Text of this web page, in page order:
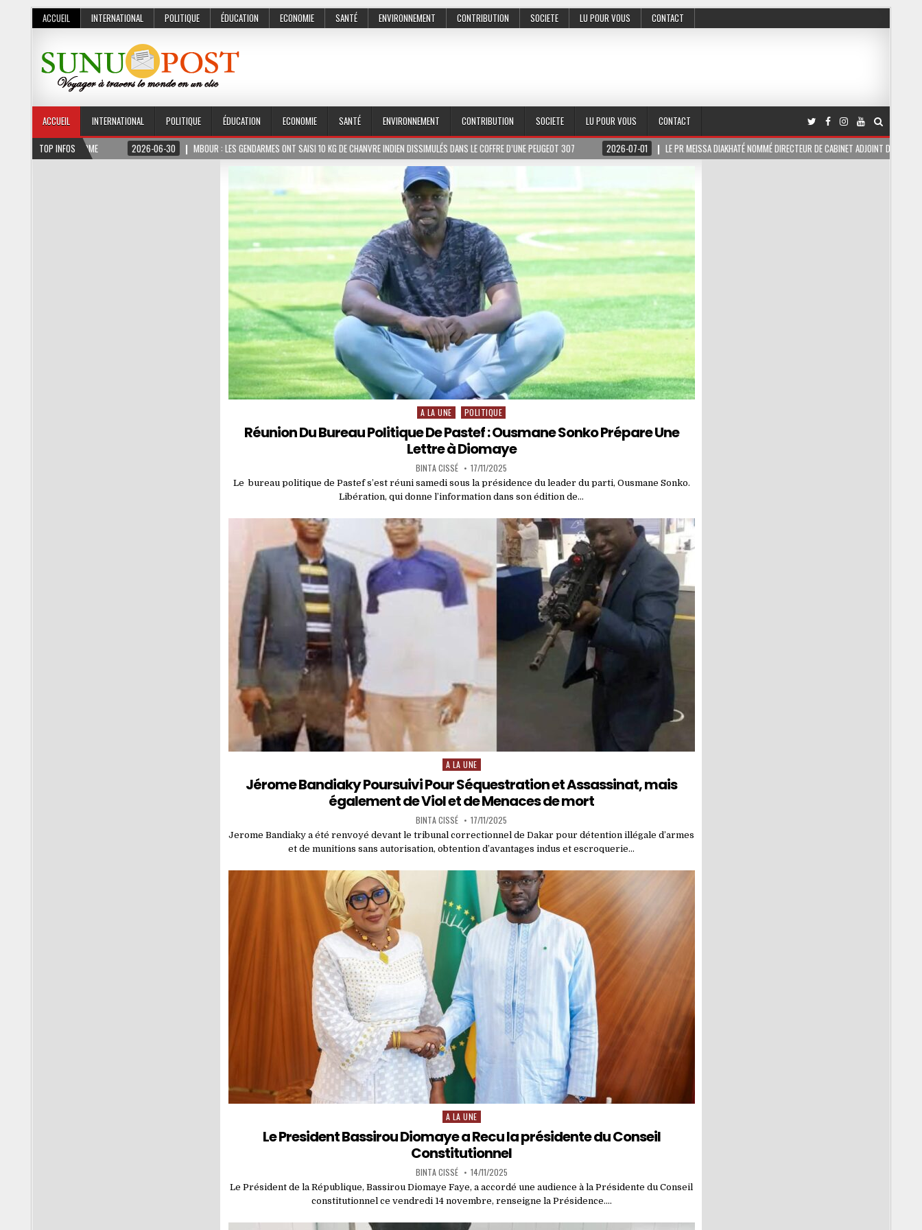
ACCUEIL INTERNATIONAL POLITIQUE ÉDUCATION ECONOMIE SANTÉ ENVIRONNEMENT CONTRIBUTION SOCIETE LU POUR VOUS CONTACT
ACCUEIL INTERNATIONAL POLITIQUE ÉDUCATION ECONOMIE SANTÉ ENVIRONNEMENT CONTRIBUTION SOCIETE LU POUR VOUS
CONTACT
TOP INFOS
2026-06-30 MBOUR : LES GENDARMES ONT SAISI 10 KG DE CHANVRE INDIEN DISSIMULÉS DANS LE COFFRE D’UNE PEUGEOT 307 2026-07-01 LE PR MEISSA DIAKHATÉ NOMMÉ DIRECTEUR DE CABINET ADJOINT DU PRÉSIDENT DE LA RÉPUBLIQUE
Posted
A LA UNE POLITIQUE
Réunion Du Bureau Politique De Pastef : Ousmane Sonko Prépare Une
Lettre à Diomaye
BINTA CISSÉ 17/11/2025
Le bureau politique de Pastef s’est réuni samedi sous la présidence du leader du parti, Ousmane Sonko.
Libération, qui donne l’information dans son édition de…
Posted
A LA UNE
Jérome Bandiaky Poursuivi Pour Séquestration et Assassinat, mais
également de Viol et de Menaces de mort
BINTA CISSÉ 17/11/2025
Jerome Bandiaky a été renvoyé devant le tribunal correctionnel de Dakar pour détention illégale d’armes
et de munitions sans autorisation, obtention d’avantages indus et escroquerie…
Posted
A LA UNE
Le President Bassirou Diomaye a Recu la présidente du Conseil
Constitutionnel
BINTA CISSÉ 14/11/2025
Le Président de la République, Bassirou Diomaye Faye, a accordé une audience à la Présidente du Conseil
constitutionnel ce vendredi 14 novembre, renseigne la Présidence….